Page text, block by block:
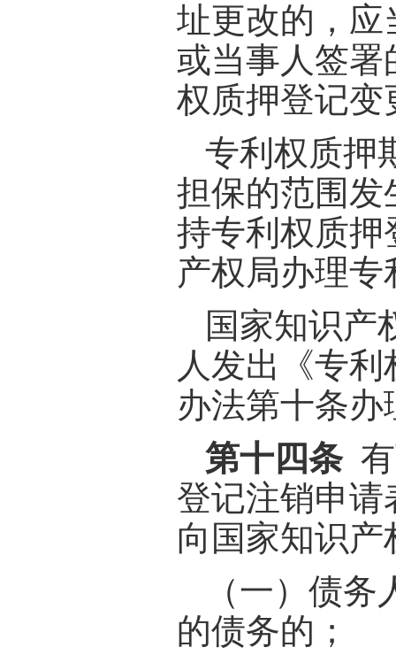
址更改的，应
或当事人签署
权质押登记变
专利权质押
担保的范围发
持专利权质押
产权局办理
国家知识产
人发出《专
办法第十条
第十四条有
登记注销申
向国家知识
（一）债
的债务的；